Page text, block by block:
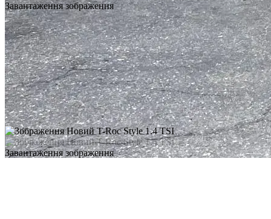
Завантаження зображення
Завантаження зображення